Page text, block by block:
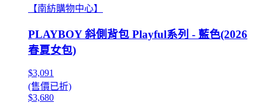
【南紡購物中心】
PLAYBOY 斜側背包 Playful系列 - 藍色(2026
春夏女包)
$3,091
(售價已折)
$3,680